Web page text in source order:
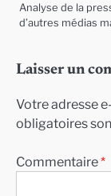
Analyse de la
d’autres médias
Laisser un
Votre adresse
obligatoires
Commentaire*